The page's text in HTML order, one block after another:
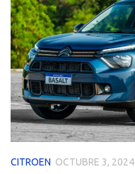
CITROEN OCTUBRE 3, 2024